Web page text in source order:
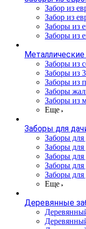
Забор из
Забор из
Заборы из
Заборы из
Заборы из
Заборы из
Заборы из
Заборы
Заборы из
Еще
Заборы для
Заборы
Заборы
Заборы для
Заборы для
Заборы для
Еще
Деревянные